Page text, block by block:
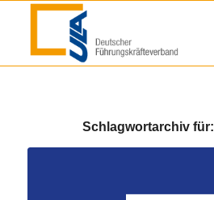
Schlagwortarchiv für: